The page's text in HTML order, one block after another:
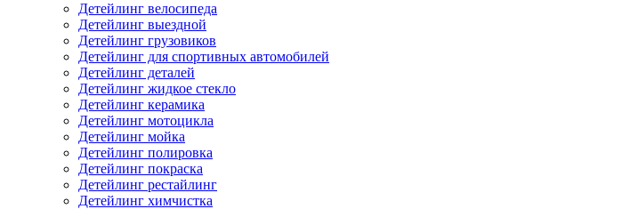
Детейлинг велосипеда
Детейлинг выездной
Детейлинг грузовиков
Детейлинг для спортивных автомобилей
Детейлинг деталей
Детейлинг жидкое стекло
Детейлинг керамика
Детейлинг мотоцикла
Детейлинг мойка
Детейлинг полировка
Детейлинг покраска
Детейлинг рестайлинг
Детейлинг химчистка